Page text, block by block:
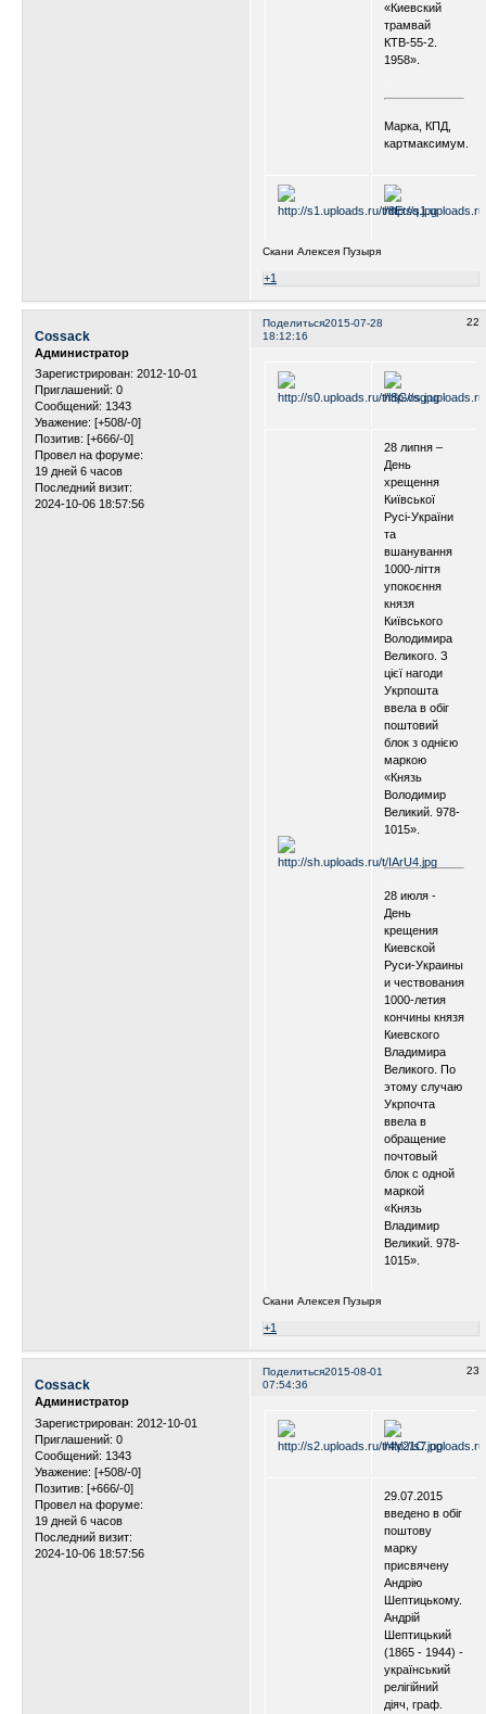
«Киевский
трамвай
КТВ-55-2.
1958».
Марка, КПД,
картмаксимум.
Скани Алексея Пузыря
+1
Поделиться 22
2015-07-28
18:12:16
Cossack
Администратор
Зарегистрирован: 2012-10-01
Приглашений: 0
Сообщений: 1343
Уважение: [+508/-0]
Позитив: [+666/-0]
Провел на форуме:
19 дней 6 часов
Последний визит:
2024-10-06 18:57:56
28 липня –
День
хрещення
Київської
Русі-України
та
вшанування
1000-ліття
упокоєння
князя
Київського
Володимира
Великого. З
цієї нагоди
Укрпошта
ввела в обіг
поштовий
блок з однією
маркою
«Князь
Володимир
Великий. 978-
1015».
28 июля -
День
крещения
Киевской
Руси-Украины
и чествования
1000-летия
кончины князя
Киевского
Владимира
Великого. По
этому случаю
Укрпочта
ввела в
обращение
почтовый
блок с одной
маркой
«Князь
Владимир
Великий. 978-
1015».
Скани Алексея Пузыря
+1
Поделиться 23
2015-08-01
07:54:36
Cossack
Администратор
Зарегистрирован: 2012-10-01
Приглашений: 0
Сообщений: 1343
Уважение: [+508/-0]
Позитив: [+666/-0]
Провел на форуме:
19 дней 6 часов
Последний визит:
2024-10-06 18:57:56
29.07.2015
введено в обіг
поштову
марку
присвячену
Андрію
Шептицькому.
Андрій
Шептицький
(1865 - 1944) -
український
релігійний
діяч, граф.